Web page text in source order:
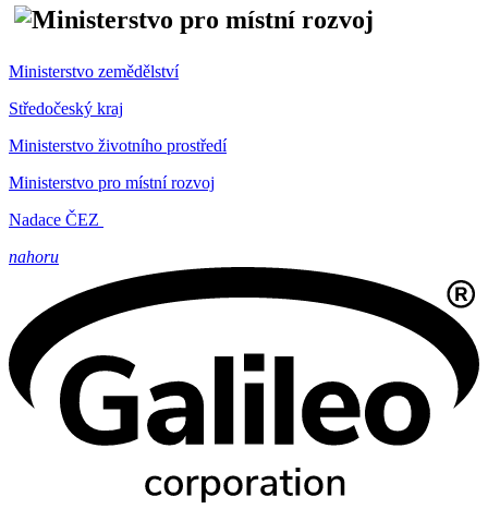
Ministerstvo zemědělství
Středočeský kraj
Ministerstvo životního prostředí
Ministerstvo pro místní rozvoj
Nadace ČEZ
nahoru